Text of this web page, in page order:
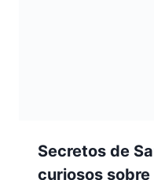
Secretos de
curiosos